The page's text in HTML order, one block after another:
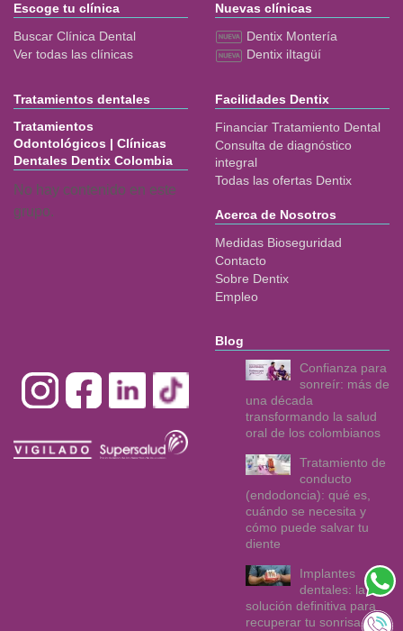
Escoge tu clínica
Buscar Clínica Dental
Ver todas las clínicas
Nuevas clínicas
Dentix Montería
Dentix iItagüí
Tratamientos dentales
Tratamientos
Odontológicos | Clínicas
Dentales Dentix Colombia
No hay contenido en este
grupo.
Facilidades Dentix
Financiar Tratamiento Dental
Consulta de diagnóstico
integral
Todas las ofertas Dentix
Acerca de Nosotros
Medidas Bioseguridad
Contacto
Sobre Dentix
Empleo
Blog
Confianza para
sonreír: más de
una década
transformando la salud
oral de los colombianos
Tratamiento de
conducto
(endodoncia): qué es,
cuándo se necesita y
cómo puede salvar tu
diente
Implantes
dentales: la
solución definitiva para
recuperar tu sonrisa y tu